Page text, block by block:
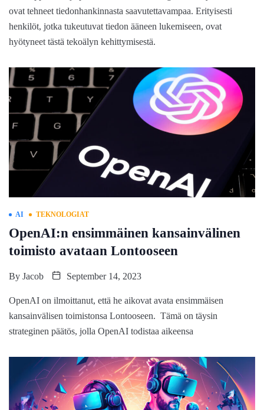
ovat tehneet tiedonhankinnasta saavutettavampaa. Erityisesti
henkilöt, jotka tukeutuvat tiedon ääneen lukemiseen, ovat
hyötyneet tästä tekoälyn kehittymisestä.
AI TEKNOLOGIAT
OpenAI:n ensimmäinen kansainvälinen
toimisto avataan Lontooseen
By Jacob September 14, 2023
OpenAI on ilmoittanut, että he aikovat avata ensimmäisen
kansainvälisen toimistonsa Lontooseen. Tämä on täysin
strateginen päätös, jolla OpenAI todistaa aikeensa